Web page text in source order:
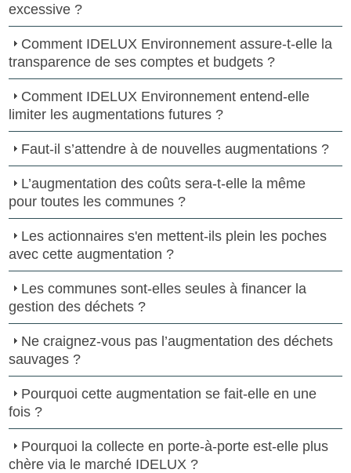
excessive ?
Comment IDELUX Environnement assure-t-elle la
transparence de ses comptes et budgets ?
Comment IDELUX Environnement entend-elle
limiter les augmentations futures ?
Faut-il s’attendre à de nouvelles augmentations ?
L’augmentation des coûts sera-t-elle la même
pour toutes les communes ?
Les actionnaires s'en mettent-ils plein les poches
avec cette augmentation ?
Les communes sont-elles seules à financer la
gestion des déchets ?
Ne craignez-vous pas l’augmentation des déchets
sauvages ?
Pourquoi cette augmentation se fait-elle en une
fois ?
Pourquoi la collecte en porte-à-porte est-elle plus
chère via le marché IDELUX ?